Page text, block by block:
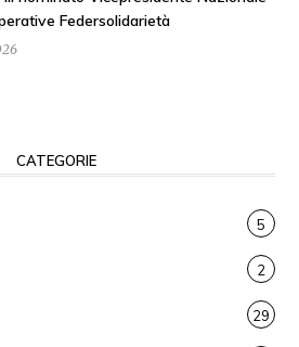
Federsolidarietà
CATEGORIE
5
2
29